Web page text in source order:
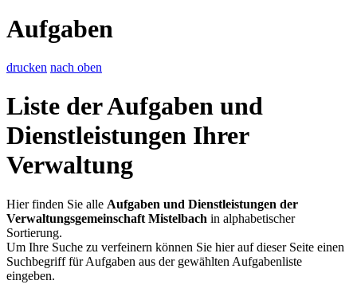
Aufgaben
drucken nach oben
Liste der Aufgaben und
Dienstleistungen Ihrer
Verwaltung
Hier finden Sie alle Aufgaben und Dienstleistungen der
Verwaltungsgemeinschaft Mistelbach in alphabetischer
Sortierung.
Um Ihre Suche zu verfeinern können Sie hier auf dieser Seite einen
Suchbegriff für Aufgaben aus der gewählten Aufgabenliste
eingeben.